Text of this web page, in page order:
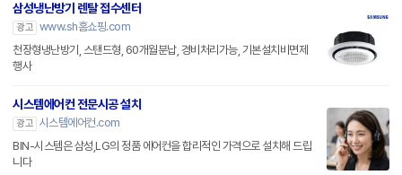
삼성냉난방기 렌탈 접수센터
광고 www.sh홈쇼핑.com
천장형냉난방기, 스탠드형, 60개월분납, 경비처리가능, 기본설치비면제
행사
시스템에어컨 전문시공 설치
광고 시스템에어컨.com
BIN-시스템은 삼성,LG의 정품 에어컨을 합리적인 가격으로 설치해 드립
니다